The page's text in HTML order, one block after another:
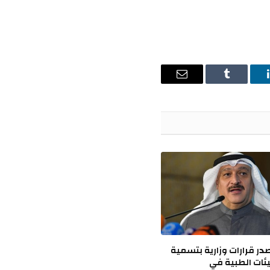
Tumblr
البريد
قرارات وزارية بتسمية
الطبية في